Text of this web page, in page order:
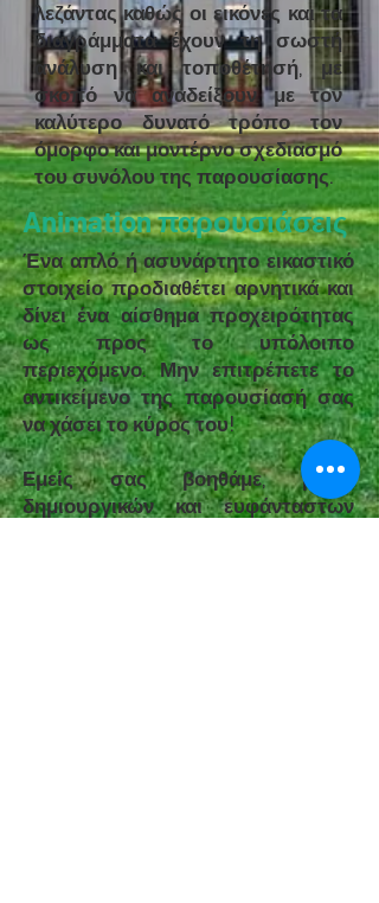
λεζάντας καθώς οι εικόνες και τα
διαγράμματα έχουν τη σωστή
ανάλυση και τοποθέτησή, με
σκοπό να αναδείξουν με τον
καλύτερο δυνατό τρόπο τον
όμορφο και μοντέρνο σχεδιασμό
του συνόλου της παρουσίασης.
Animation παρουσιάσεις
Ένα απλό ή ασυνάρτητο εικαστικό
στοιχείο προδιαθέτει αρνητικά και
δίνει ένα αίσθημα προχειρότητας
ως προς το υπόλοιπο
περιεχόμενο. Μην επιτρέπετε το
αντικείμενο της παρουσίασή σας
να χάσει το κύρος του!
Εμείς σας βοηθάμε, μέσω
δημιουργικών και ευφάνταστων